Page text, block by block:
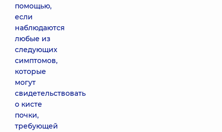
помощью,
если
наблюдаются
любые из
следующих
симптомов,
которые
могут
свидетельствовать
о кисте
почки,
требующей